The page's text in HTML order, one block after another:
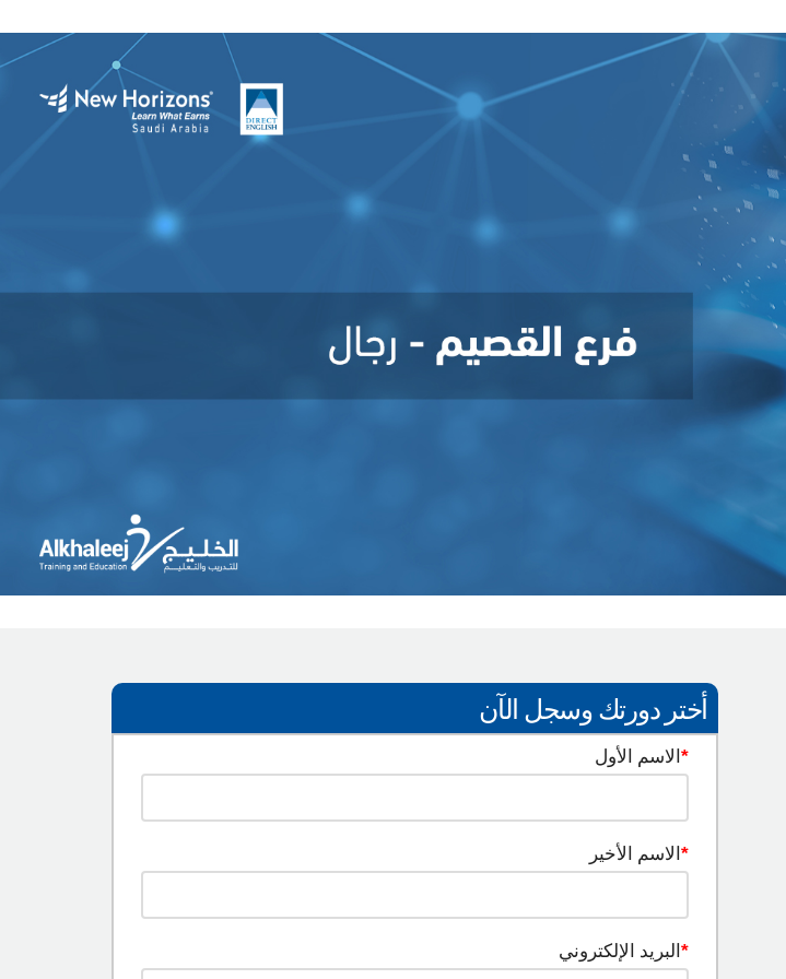
أختر دورتك وسجل الآن
الاسم الأول *
الاسم الأخير *
البريد الإلكتروني *